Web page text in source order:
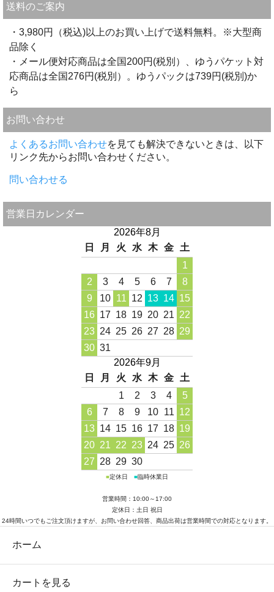
送料のご案内
・3,980円（税込)以上のお買い上げで送料無料。※大型商
品除く
・メール便対応商品は全国200円(税別）、ゆうパケット対
応商品は全国276円(税別）。ゆうパックは739円(税別)か
ら
お問い合わせ
よくあるお問い合わせを見ても解決できないときは、以下
リンク先からお問い合わせください。
問い合わせる
営業日カレンダー
2026年8月
日
月 火 水 木 金
土
1
2
3 4 5 6 7
8
9
10 11 12 13 14 15
16 17 18 19 20 21 22
23 24 25 26 27 28 29
30 31
2026年9月
日
月 火 水 木 金
土
1
2 3 4
5
6
7 8 9 10 11 12
13 14 15 16 17 18 19
20 21 22 23 24 25 26
27 28 29 30
■定休日 ■臨時休業日
営業時間：10:00～17:00
定休日：土日 祝日
24時間いつでもご注文頂けますが、お問い合わせ回答、商品出荷は営業時間での対応となります。
ホーム
カートを見る